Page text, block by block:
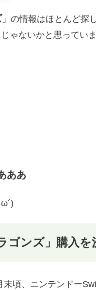
」の情報はほとんど探
ゃないかと思ってい
ああ
ンズ」購入を
頃、ニンテンドー